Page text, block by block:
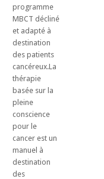
programme
MBCT décliné
et adapté à
destination
des patients
cancéreux.La
thérapie
basée sur la
pleine
conscience
pour le
cancer est un
manuel à
destination
des